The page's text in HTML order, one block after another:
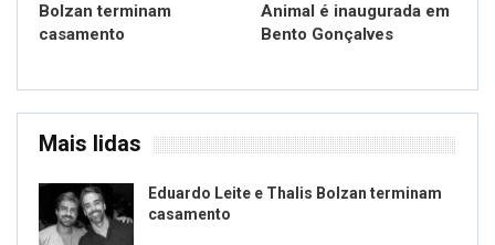
Bolzan terminam
casamento
Animal é inaugurada em
Bento Gonçalves
Mais lidas
Eduardo Leite e Thalis Bolzan terminam
casamento